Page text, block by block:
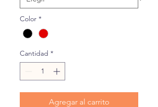
Color *
Cantidad *
Agregar al carrito